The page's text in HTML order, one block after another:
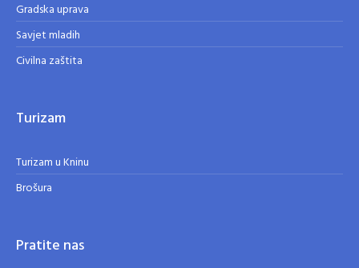
Gradska uprava
Savjet mladih
Civilna zaštita
Turizam
Turizam u Kninu
Brošura
Pratite nas